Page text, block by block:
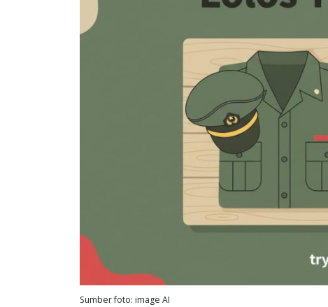
Sumber foto: image AI